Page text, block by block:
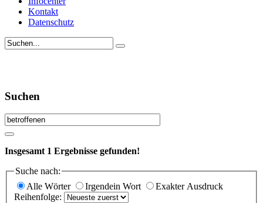
Kontakt
Datenschutz
Suchen
Insgesamt 1 Ergebnisse gefunden!
Suche nach:
Alle Wörter
Irgendein Wort
Exakter Ausdruck
Reihenfolge: